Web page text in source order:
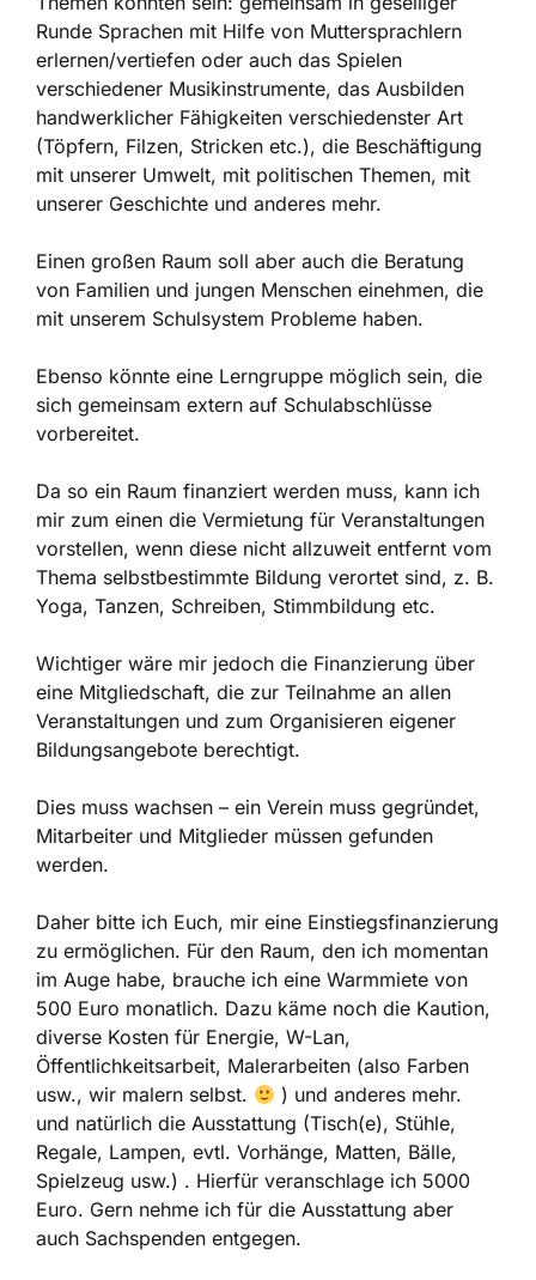
Runde Sprachen mit Hilfe von Muttersprachlern
erlernen/vertiefen oder auch das Spielen
verschiedener Musikinstrumente, das Ausbilden
handwerklicher Fähigkeiten verschiedenster Art
(Töpfern, Filzen, Stricken etc.), die Beschäftigung
mit unserer Umwelt, mit politischen Themen, mit
unserer Geschichte und anderes mehr.
Einen großen Raum soll aber auch die Beratung
von Familien und jungen Menschen einehmen, die
mit unserem Schulsystem Probleme haben.
Ebenso könnte eine Lerngruppe möglich sein, die
sich gemeinsam extern auf Schulabschlüsse
vorbereitet.
Da so ein Raum finanziert werden muss, kann ich
mir zum einen die Vermietung für Veranstaltungen
vorstellen, wenn diese nicht allzuweit entfernt vom
Thema selbstbestimmte Bildung verortet sind, z. B.
Yoga, Tanzen, Schreiben, Stimmbildung etc.
Wichtiger wäre mir jedoch die Finanzierung über
eine Mitgliedschaft, die zur Teilnahme an allen
Veranstaltungen und zum Organisieren eigener
Bildungsangebote berechtigt.
Dies muss wachsen – ein Verein muss gegründet,
Mitarbeiter und Mitglieder müssen gefunden
werden.
Daher bitte ich Euch, mir eine Einstiegsfinanzierung
zu ermöglichen. Für den Raum, den ich momentan
im Auge habe, brauche ich eine Warmmiete von
500 Euro monatlich. Dazu käme noch die Kaution,
diverse Kosten für Energie, W-Lan,
Öffentlichkeitsarbeit, Malerarbeiten (also Farben
usw., wir malern selbst.
) und anderes mehr.
und natürlich die Ausstattung (Tisch(e), Stühle,
Regale, Lampen, evtl. Vorhänge, Matten, Bälle,
Spielzeug usw.) . Hierfür veranschlage ich 5000
Euro. Gern nehme ich für die Ausstattung aber
auch Sachspenden entgegen.